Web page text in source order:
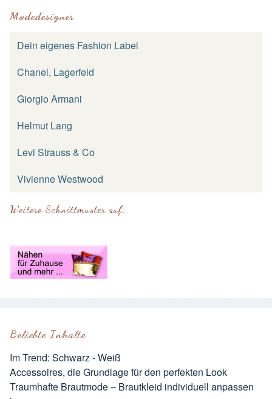
Beliebte Inhalte
Im Trend: Schwarz - Weiß
Accessoires, die Grundlage für den perfekten Look
Traumhafte Brautmode – Brautkleid individuell anpassen
Modedesigner
Dein eigenes Fashion Label
Chanel, Lagerfeld
Giorgio Armani
Helmut Lang
Levi Strauss & Co
Vivienne Westwood
Weitere Schnittmuster auf: